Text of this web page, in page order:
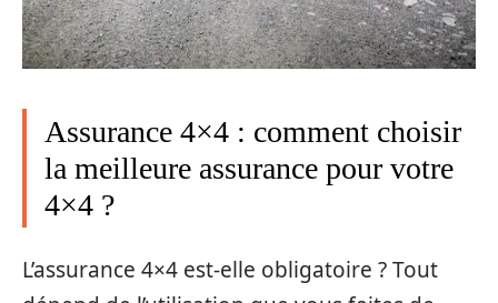
Assurance 4×4 : comment choisir
la meilleure assurance pour votre
4×4 ?
L’assurance 4×4 est-elle obligatoire ? Tout